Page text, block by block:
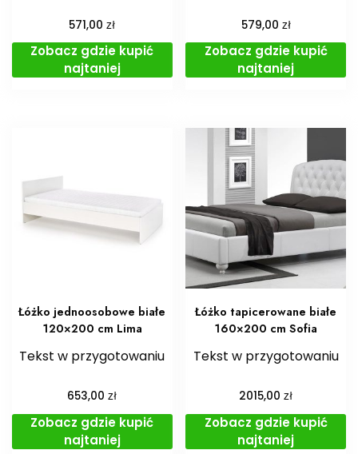
571,00zł
Zobacz gdzie kupić
najtaniej
579,00 zł
Zobacz gdzie kupić
najtaniej
Łóżko jednoosobowe białe
120×200 cm Lima
Tekst w przygotowaniu
653,00zł
Zobacz gdzie kupić
najtaniej
Łóżko tapicerowane białe
160×200 cm Sofia
Tekst w przygotowaniu
2015,00zł
Zobacz gdzie kupić
najtaniej